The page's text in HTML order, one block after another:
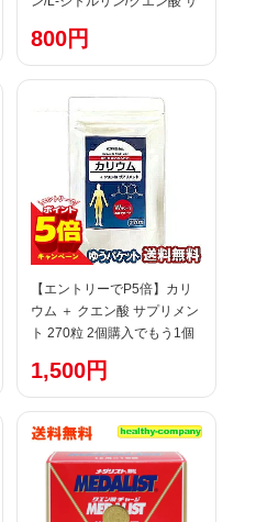
800円
【エントリーでP5倍】カリ
ウム ＋ クエン酸 サプリメン
ト 270粒 2個購入でもう1個
料
1,500円